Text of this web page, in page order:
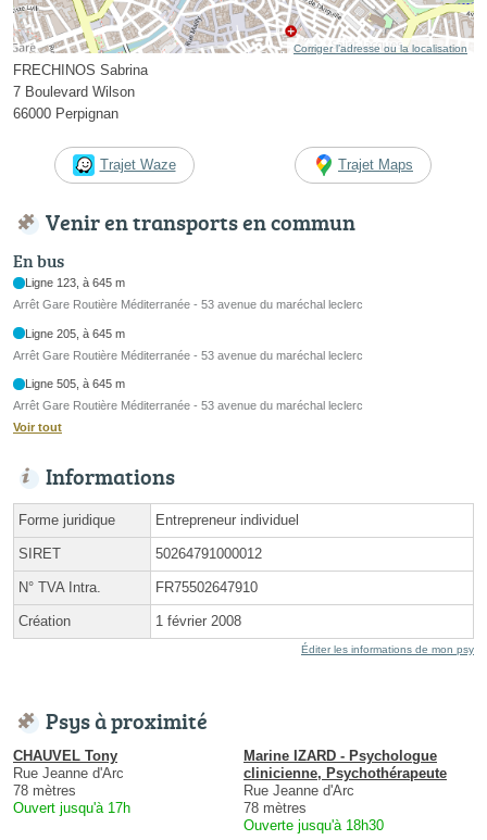
Corriger l’adresse ou la localisation
FRECHINOS Sabrina
7 Boulevard Wilson
66000 Perpignan
Trajet Waze Trajet Maps
Venir en transports en commun
En bus
Ligne 123, à 645 m
Arrêt Gare Routière Méditerranée - 53 avenue du maréchal leclerc
Ligne 205, à 645 m
Arrêt Gare Routière Méditerranée - 53 avenue du maréchal leclerc
Ligne 505, à 645 m
Arrêt Gare Routière Méditerranée - 53 avenue du maréchal leclerc
Voir tout
Informations
Forme juridique Entrepreneur individuel
SIRET 50264791000012
N° TVA Intra. FR75502647910
Création 1 février 2008
Éditer les informations de mon psy
Psys à proximité
CHAUVEL Tony
Rue Jeanne d'Arc
78 mètres
Ouvert jusqu'à 17h
Marine IZARD - Psychologue
clinicienne, Psychothérapeute
Rue Jeanne d'Arc
78 mètres
Ouverte jusqu'à 18h30